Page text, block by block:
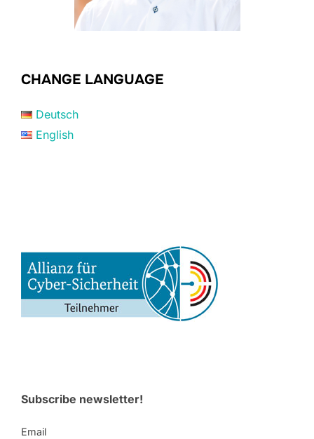
CHANGE LANGUAGE
Deutsch
English
Subscribe newsletter!
Email